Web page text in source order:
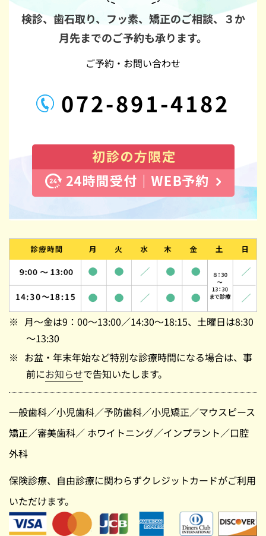
検診、歯石取り、フッ素、矯正のご相談、 ３か
月先までのご予約も承ります。
ご予約・お問い合わせ
072-891-4182
月～金は9：00～13:00／14:30～18:15、土曜日は8:30
～13:30
お盆・年末年始など特別な診療時間になる場合は、事
前にお知らせで告知いたします。
一般歯科／小児歯科／予防歯科／小児矯正／マウスピース
矯正／審美歯科／ ホワイトニング／インプラント／口腔
外科
保険診療、自由診療に関わらずクレジットカードがご利用
いただけます。